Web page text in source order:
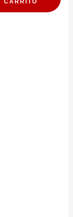
GAS